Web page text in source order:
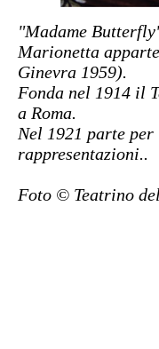
"Madame
Marionetta
Ginevra 1959).
Fonda nel 1914 il
a Roma.
Nel 1921 parte
rappresentazioni..
Foto © Teatrino